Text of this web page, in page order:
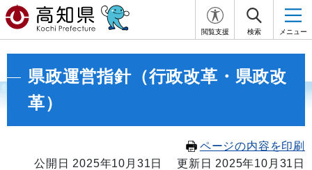
閲覧支援 検索 メニュー
県政運営指針（行政改革・県政改
革）
ページの内容を印刷
公開日 2025年10月31日
更新日 2025年10月31日